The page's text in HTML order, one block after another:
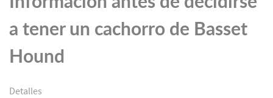
a tener un cachorro de Basset
Hound
Detalles